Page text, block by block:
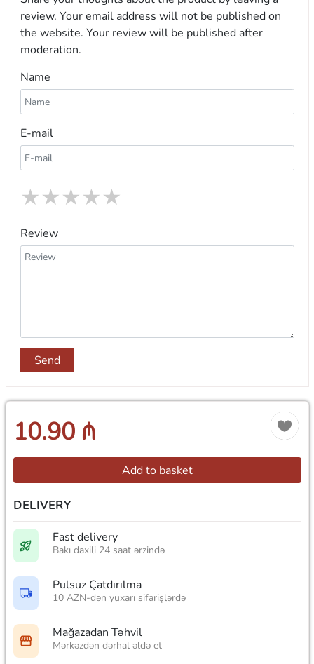
review. Your email address will not be published on
the website. Your review will be published after
moderation.
Name
E-mail
★
★
★
★
★
Review
Send
10.90 ₼
Add to basket
DELIVERY
Fast delivery
Bakı daxili 24 saat ərzində
Pulsuz Çatdırılma
10 AZN-dən yuxarı sifarişlərdə
Mağazadan Təhvil
Mərkəzdən dərhal əldə et